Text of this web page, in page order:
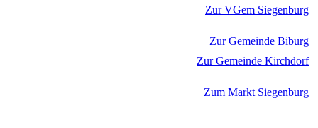
Zur VGem Siegenburg
Zur Gemeinde Biburg
Zur Gemeinde Kirchdorf
Zum Markt Siegenburg